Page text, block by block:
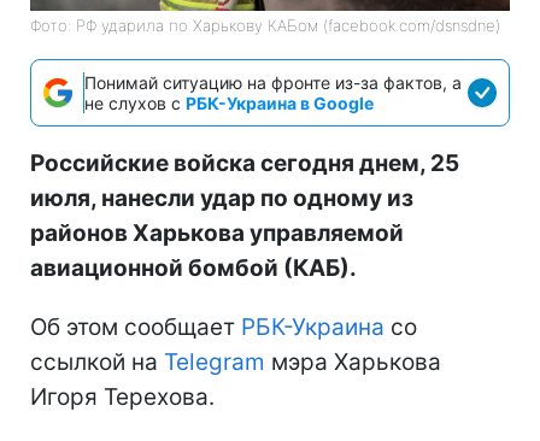
Фото: РФ ударила по Харькову КАБом (facebook.com/dsnsdne)
Понимай ситуацию на фронте из-за фактов, а
не слухов с РБК-Украина в Google
Российские войска сегодня днем, 25
июля, нанесли удар по одному из
районов Харькова управляемой
авиационной бомбой (КАБ).
Об этом сообщает РБК-Украина со
ссылкой на Telegram мэра Харькова
Игоря Терехова.